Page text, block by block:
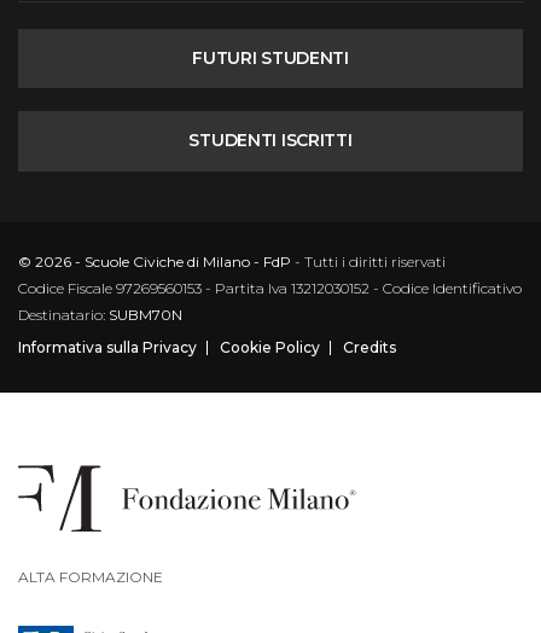
FUTURI STUDENTI
STUDENTI ISCRITTI
© 2026 - Scuole Civiche di Milano - FdP - Tutti i diritti riservati
Codice Fiscale 97269560153 - Partita Iva 13212030152 - Codice Identificativo
Destinatario: SUBM70N
Informativa sulla Privacy
Cookie Policy Credits
ALTA FORMAZIONE